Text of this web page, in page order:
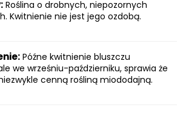
Roślina o drobnych, niepozornych
Kwitnienie nie jest jego ozdobą.
Późne kwitnienie bluszczu
we wrześniu-październiku, sprawia że
cenną rośliną miododajną.